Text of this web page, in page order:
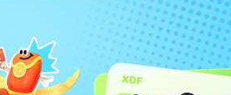
试，难免会感到焦虑和不安。调整心态是确
，帮助你轻松调整心态，迎接2025年的...